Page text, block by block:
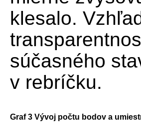
klesalo.
súčasného
v rebríčku.
Graf 3 Vývoj počtu bodov a